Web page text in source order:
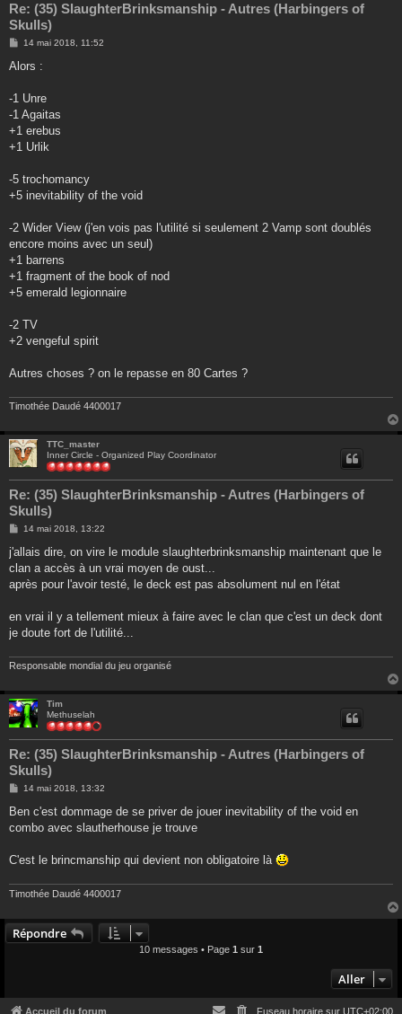
Re: (35) SlaughterBrinksmanship - Autres (Harbingers of
Skulls)
M
s
g
14 mai 2018, 11:52
Alors :
-1 Unre
-1 Agaitas
+1 erebus
+1 Urlik
-5 trochomancy
+5 inevitability of the void
-2 Wider View (j'en vois pas l'utilité si seulement 2 Vamp sont doublés
encore moins avec un seul)
+1 barrens
+1 fragment of the book of nod
+5 emerald legionnaire
-2 TV
+2 vengeful spirit
Autres choses ? on le repasse en 80 Cartes ?
Timothée Daudé 4400017
TTC_master
Inner Circle - Organized Play Coordinator
Re: (35) SlaughterBrinksmanship - Autres (Harbingers of
Skulls)
M
s
a
g
14 mai 2018, 13:22
j'allais dire, on vire le module slaughterbrinksmanship maintenant que le
clan a accès à un vrai moyen de oust...
après pour l'avoir testé, le deck est pas absolument nul en l'état
en vrai il y a tellement mieux à faire avec le clan que c'est un deck dont
je doute fort de l'utilité...
Responsable mondial du jeu organisé
Tim
Methuselah
Re: (35) SlaughterBrinksmanship - Autres (Harbingers of
Skulls)
M
s
a
14 mai 2018, 13:32
Ben c'est dommage de se priver de jouer inevitability of the void en
combo avec slautherhouse je trouve
C'est le brincmanship qui devient non obligatoire là
Timothée Daudé 4400017
Répondre
10 messages • Page 1 sur 1
Aller
Accueil du forum Fuseau horaire sur UTC+02:00